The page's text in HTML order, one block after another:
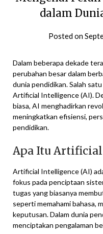
dalam
Posted on
Dalam beberapa dekade
perubahan besar dalam
dunia pendidikan. Salah
Artificial Intelligence (AI).
biasa, AI menghadirkan
meningkatkan efisiensi,
pendidikan.
Apa Itu
Artificial Intelligence (AI)
fokus pada penciptaan
tugas yang biasanya
seperti memahami bahasa,
keputusan. Dalam dunia
menciptakan pengalaman